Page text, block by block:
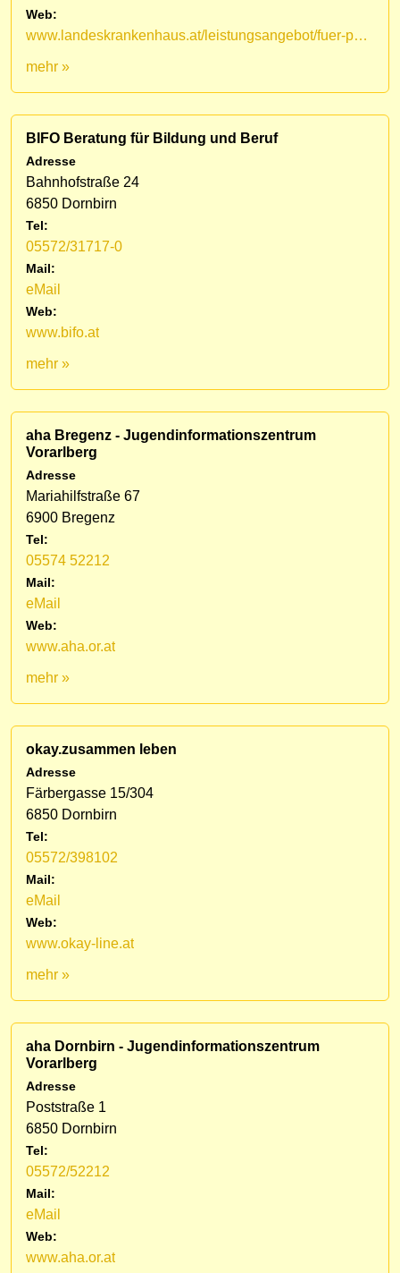
Web:
www.landeskrankenhaus.at/leistungsangebot/fuer-patienten/medizinische-fachbereiche/lkh-hohenems/palliativstation
mehr »
BIFO Beratung für Bildung und Beruf
Adresse
Bahnhofstraße 24
6850 Dornbirn
Tel:
05572/31717-0
Mail:
eMail
Web:
www.bifo.at
mehr »
aha Bregenz - Jugendinformationszentrum
Vorarlberg
Adresse
Mariahilfstraße 67
6900 Bregenz
Tel:
05574 52212
Mail:
eMail
Web:
www.aha.or.at
mehr »
okay.zusammen leben
Adresse
Färbergasse 15/304
6850 Dornbirn
Tel:
05572/398102
Mail:
eMail
Web:
www.okay-line.at
mehr »
aha Dornbirn - Jugendinformationszentrum
Vorarlberg
Adresse
Poststraße 1
6850 Dornbirn
Tel:
05572/52212
Mail:
eMail
Web:
www.aha.or.at